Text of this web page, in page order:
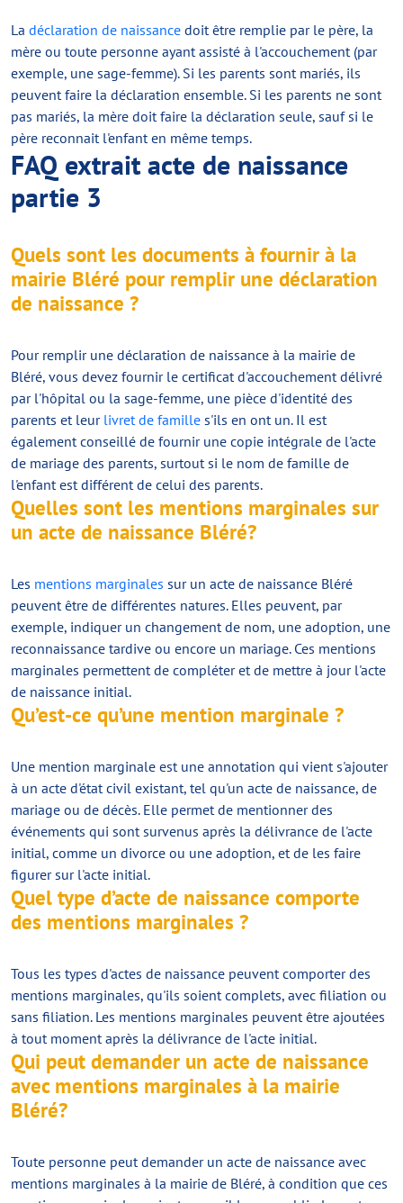
La déclaration de naissance doit être remplie par le père, la
mère ou toute personne ayant assisté à l'accouchement (par
exemple, une sage-femme). Si les parents sont mariés, ils
peuvent faire la déclaration ensemble. Si les parents ne sont
pas mariés, la mère doit faire la déclaration seule, sauf si le
père reconnait l'enfant en même temps.
FAQ extrait acte de naissance
partie 3
Quels sont les documents à fournir à la
mairie Bléré pour remplir une déclaration
de naissance ?
Pour remplir une déclaration de naissance à la mairie de
Bléré, vous devez fournir le certificat d'accouchement délivré
par l'hôpital ou la sage-femme, une pièce d'identité des
parents et leur livret de famille s'ils en ont un. Il est
également conseillé de fournir une copie intégrale de l'acte
de mariage des parents, surtout si le nom de famille de
l'enfant est différent de celui des parents.
Quelles sont les mentions marginales sur
un acte de naissance Bléré?
Les mentions marginales sur un acte de naissance Bléré
peuvent être de différentes natures. Elles peuvent, par
exemple, indiquer un changement de nom, une adoption, une
reconnaissance tardive ou encore un mariage. Ces mentions
marginales permettent de compléter et de mettre à jour l'acte
de naissance initial.
Qu’est-ce qu’une mention marginale ?
Une mention marginale est une annotation qui vient s'ajouter
à un acte d'état civil existant, tel qu'un acte de naissance, de
mariage ou de décès. Elle permet de mentionner des
événements qui sont survenus après la délivrance de l'acte
initial, comme un divorce ou une adoption, et de les faire
figurer sur l'acte initial.
Quel type d’acte de naissance comporte
des mentions marginales ?
Tous les types d'actes de naissance peuvent comporter des
mentions marginales, qu'ils soient complets, avec filiation ou
sans filiation. Les mentions marginales peuvent être ajoutées
à tout moment après la délivrance de l'acte initial.
Qui peut demander un acte de naissance
avec mentions marginales à la mairie
Bléré?
Toute personne peut demander un acte de naissance avec
mentions marginales à la mairie de Bléré, à condition que ces